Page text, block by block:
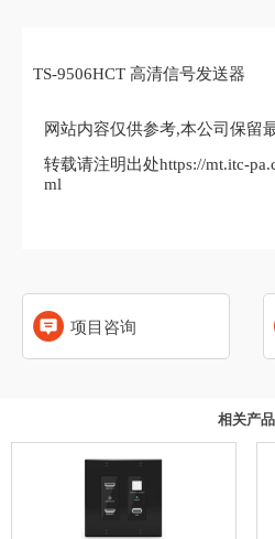
TS-9506HCT 高清信号发送器
网站内容仅供参考,本公司保留
转载请注明出处https://mt.itc-
ml
项目咨询
相关产品